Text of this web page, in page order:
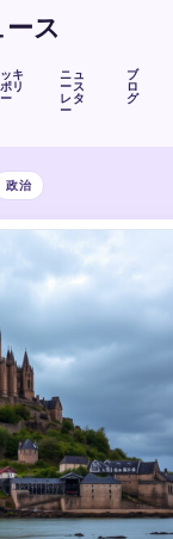
ス
キ
リ
ニュ
ース
レタ
ー
ブ
ロ
グ
政治